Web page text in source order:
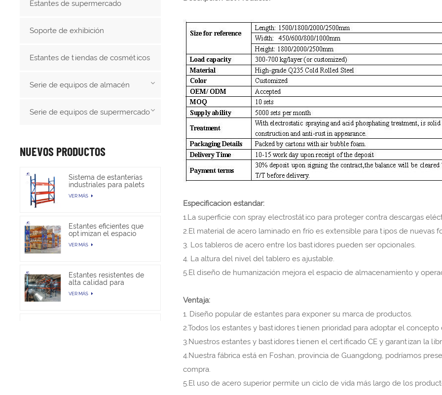
Especificacion estandar:
1.La superficie con spray electrostático para proteger contra descargas
2.El material de acero laminado en frío es extensible para tipos de nuevas
3. Los tableros de acero entre los bastidores pueden ser opcionales.
4. La altura del nivel del tablero es ajustable.
5.El diseño de humanización mejora el espacio de almacenamiento y
Ventaja:
1. Diseño popular de estantes para exponer su marca de productos.
2.Todos los estantes y bastidores tienen prioridad para adoptar el
3.Nuestros estantes y bastidores tienen el certificado CE y garantizan la
4.Nuestra fábrica está en Foshan, provincia de Guangdong, podríamos
compra.
5.El uso de acero superior permite un ciclo de vida más largo de los
Estantes de supermercado
Soporte de exhibición
Estantes de tiendas de cosméticos
Serie de equipos de almacén
Serie de equipos de supermercado
NUEVOS PRODUCTOS
Sistema de estanterías
industriales para palets
de alta resistencia para
almacenamiento en
VER MÁS
Estantes eficientes que
optimizan el espacio
para trabajos pesados
en almacenes
VER MÁS
Estantes resistentes de
alta calidad para
almacén
VER MÁS